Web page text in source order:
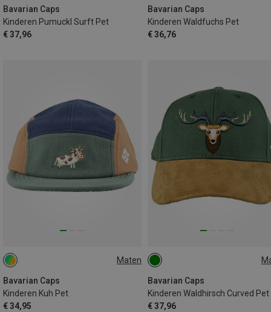
Bavarian Caps
Kinderen Pumuckl Surft Pet
€ 37,96
Bavarian Caps
Kinderen Waldfuchs Pet
€ 36,76
Maten
Bavarian Caps
Kinderen Kuh Pet
€ 34,95
ONE SIZE
Bavarian Caps
Kinderen Waldhirsch Curved Pet
€ 37,96
ONE SIZE